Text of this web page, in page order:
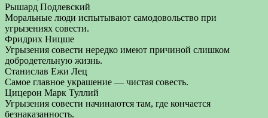
Рышард Подлевский
Моральные люди испытывают самодовольство при
угрызениях совести.
Фридрих Ницше
Угрызения совести нередко имеют причиной слишком
добродетельную жизнь.
Станислав Ежи Лец
Самое главное украшение — чистая совесть.
Цицерон Марк Туллий
Угрызения совести начинаются там, где кончается
безнаказанность.